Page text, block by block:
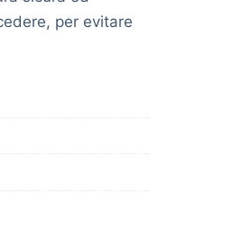
per evitare